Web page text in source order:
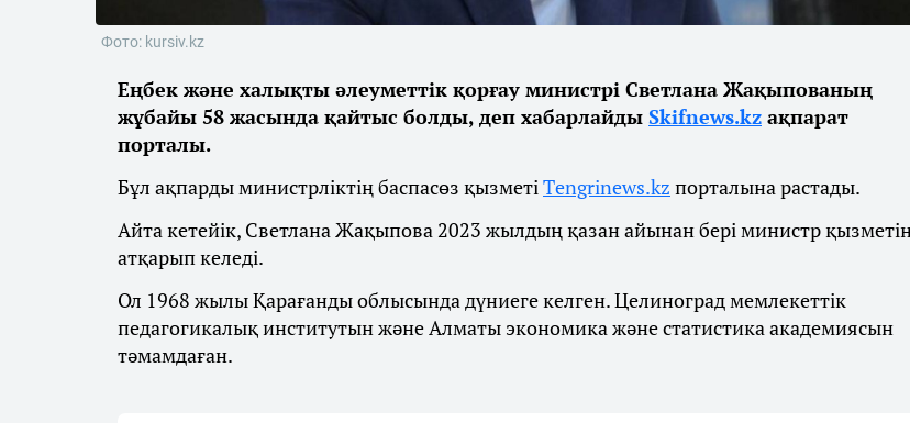
Фото: kursiv.kz
Еңбек және халықты әлеуметтік қорғау министрі Светлана Жақыпованың
жұбайы 58 жасында қайтыс болды, деп хабарлайды Skifnews.kz ақпарат
порталы.
Бұл ақпарды министрліктің баспасөз қызметіТengrinews.kz порталына растады.
Айта кетейік, Светлана Жақыпова 2023 жылдың қазан айынан бері министр
атқарып келеді.
Ол 1968 жылы Қарағанды облысында дүниеге келген. Целиноград мемлекеттік
педагогикалық институтын және Алматы экономика және статистика академиясын
тәмамдаған.